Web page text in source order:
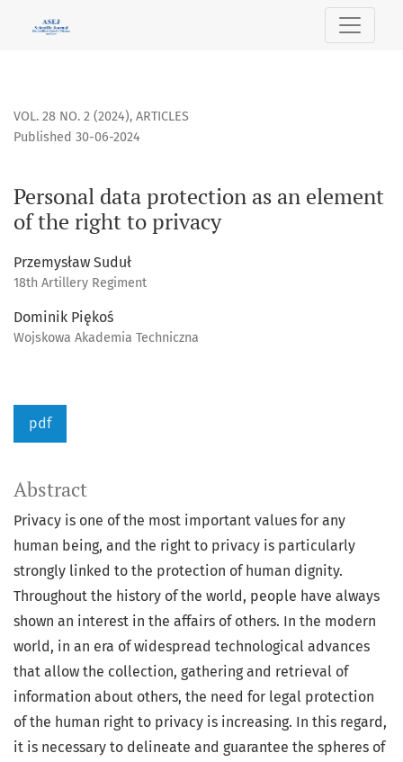
Personal data protection as an element of the right to
VOL. 28 NO. 2 (2024), ARTICLES
Personal data protection as an element
of the right to privacy
Published 30-06-2024
Przemysław Suduł
18th Artillery Regiment
Dominik Piękoś
Wojskowa Akademia Techniczna
pdf
Abstract
Privacy is one of the most important values for any
human being, and the right to privacy is particularly
strongly linked to the protection of human dignity.
Throughout the history of the world, people have always
shown an interest in the affairs of others. In the modern
world, in an era of widespread technological advances
that allow the collection, gathering and retrieval of
information about others, the need for legal protection
of the human right to privacy is increasing. In this regard,
it is necessary to delineate and guarantee the spheres of